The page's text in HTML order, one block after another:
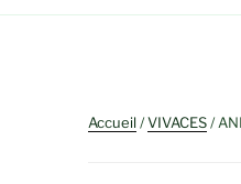
Accueil/VIVACES/